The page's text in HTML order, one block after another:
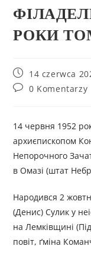
РОКИ
14 czerwca
0 Komentarzy
14 червня 1952
архиєпископом
Непорочного
в Омазі (штат
Народився 2
(Денис) Сулик у
на Лемківщині
повіт, ґміна